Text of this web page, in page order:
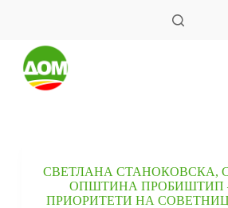
СВЕТЛАНА СТАНОКОВСКА,
ОПШТИНА ПРОБИШТИП
ПРИОРИТЕТИ НА